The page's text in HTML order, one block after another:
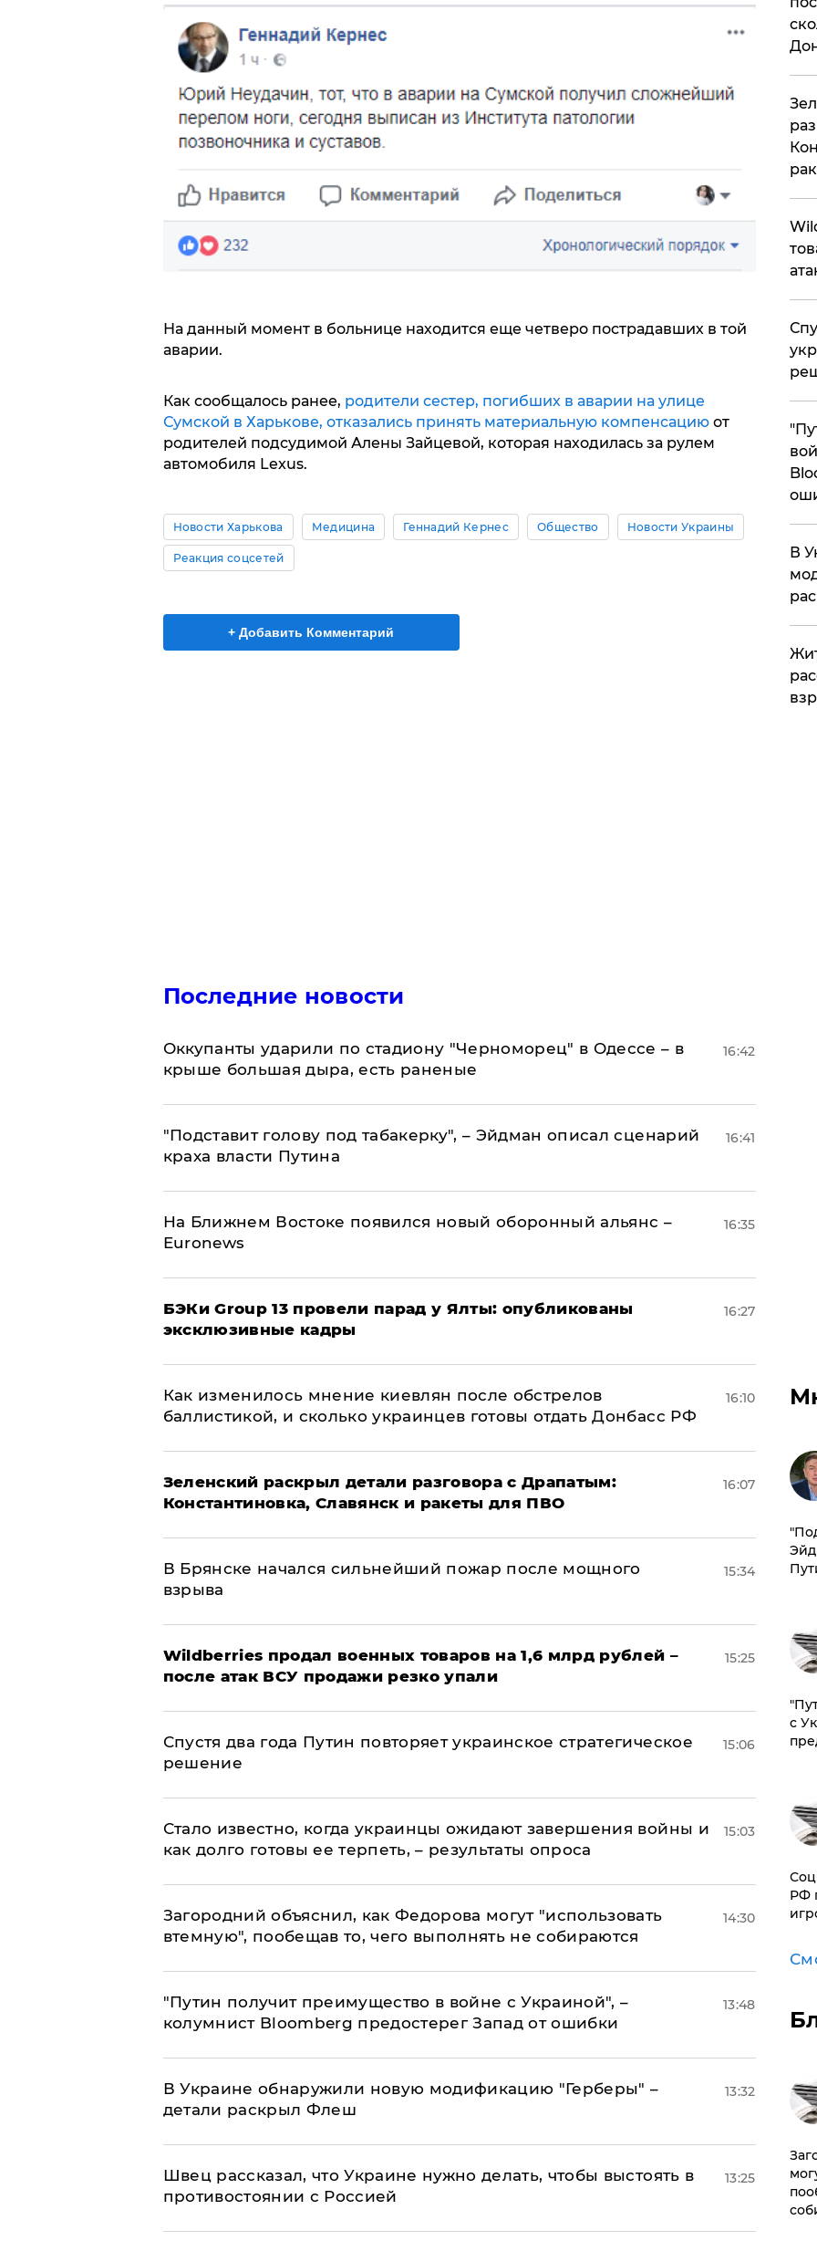
На данный момент в больнице находится еще четверо пострадавших в той
аварии.
Как сообщалось ранее, родители сестер, погибших в аварии на улице
Сумской в Харькове, отказались принять материальную компенсациюот
родителей подсудимой Алены Зайцевой, которая находилась за рулем
автомобиля Lexus.
Новости Харькова Медицина Геннадий Кернес Общество Новости Украины
Реакция соцсетей
+ Добавить Комментарий
Последние новости
Оккупанты ударили по стадиону "Черноморец" в Одессе – в
крыше большая дыра, есть раненые
16:42
​"Подставит голову под табакерку", – Эйдман описал сценарий
краха власти Путина
16:41
На Ближнем Востоке появился новый оборонный альянс –
Euronews
16:35
​БЭКи Group 13 провели парад у Ялты: опубликованы
эксклюзивные кадры
16:27
Как изменилось мнение киевлян после обстрелов
баллистикой, и сколько украинцев готовы отдать Донбасс РФ
16:10
​Зеленский раскрыл детали разговора с Драпатым:
Константиновка, Славянск и ракеты для ПВО
16:07
В Брянске начался сильнейший пожар после мощного
взрыва
15:34
​Wildberries продал военных товаров на 1,6 млрд рублей –
после атак ВСУ продажи резко упали
15:25
Спустя два года Путин повторяет украинское стратегическое
решение
15:06
Стало известно, когда украинцы ожидают завершения войны и
как долго готовы ее терпеть, – результаты опроса
15:03
Загородний объяснил, как Федорова могут "использовать
втемную", пообещав то, чего выполнять не собираются
14:30
"Путин получит преимущество в войне с Украиной", –
колумнист Bloomberg предостерег Запад от ошибки
13:48
В Украине обнаружили новую модификацию "Герберы" –
детали раскрыл Флеш
13:32
Швец рассказал, что Украине нужно делать, чтобы выстоять в
противостоянии с Россией
13:25
В
с
РФ